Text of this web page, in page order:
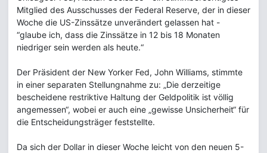
Mitglied des Ausschusses der Federal Reserve, der in dieser
Woche die US-Zinssätze unverändert gelassen hat -
“glaube ich, dass die Zinssätze in 12 bis 18 Monaten
niedriger sein werden als heute.“
Der Präsident der New Yorker Fed, John Williams, stimmte
in einer separaten Stellungnahme zu: „Die derzeitige
bescheidene restriktive Haltung der Geldpolitik ist völlig
angemessen“, wobei er auch eine „gewisse Unsicherheit“ für
die Entscheidungsträger feststellte.
Da sich der Dollar in dieser Woche leicht von den neuen 5-